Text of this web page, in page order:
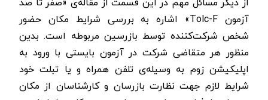
آزمون Tolc-F» اشاره به بررسی شرایط مکان حضور
شخص شرکت‌کننده توسط بازرسین مربوطه است. بدین
منظور هر متقاضی شرکت در آزمون بایستی با ورود به
اپلیکیشن زوم به وسیله‌ی تلفن همراه و یا تبلت خود
شرایط لازم جهت نظارت بازرسان و کارشناسان از مکان